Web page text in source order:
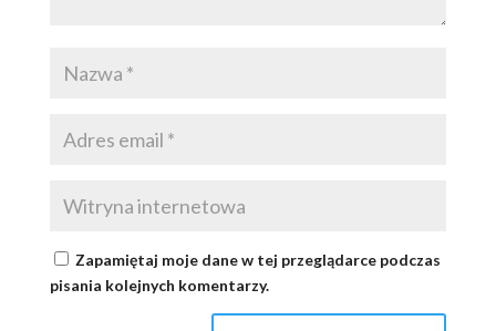
Zapamiętaj moje dane w tej przeglądarce podczas
pisania kolejnych komentarzy.